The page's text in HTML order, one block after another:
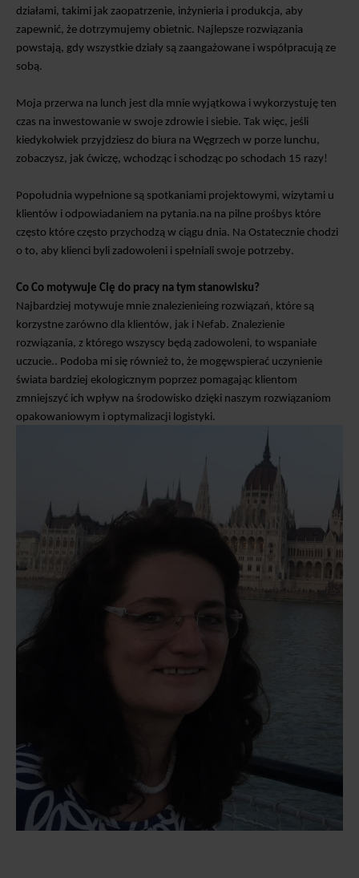
działami, takimi jak zaopatrzenie, inżynieria i produkcja, aby
zapewnić, że dotrzymujemy obietnic. Najlepsze rozwiązania
powstają, gdy wszystkie działy są zaangażowane i współpracują ze
sobą.
Moja przerwa na lunch jest dla mnie wyjątkowa i wykorzystuję ten
czas na inwestowanie w swoje zdrowie i siebie. Tak więc, jeśli
kiedykolwiek przyjdziesz do biura na Węgrzech w porze lunchu,
zobaczysz, jak ćwiczę, wchodząc i schodząc po schodach 15 razy!
Popołudnia wypełnione są spotkaniami projektowymi, wizytami u
klientów i odpowiadaniem na pytania.na na pilne prośbys które
często które często przychodzą w ciągu dnia. Na Ostatecznie chodzi
o to, aby klienci byli zadowoleni i spełniali swoje potrzeby.
Co Co motywuje Cię do pracy na tym stanowisku?
Najbardziej motywuje mnie znalezienieing rozwiązań, które są
korzystne zarówno dla klientów, jak i Nefab. Znalezienie
rozwiązania, z którego wszyscy będą zadowoleni, to wspaniałe
uczucie.. Podoba mi się również to, że mogęwspierać uczynienie
świata bardziej ekologicznym poprzez pomagając klientom
zmniejszyć ich wpływ na środowisko dzięki naszym rozwiązaniom
opakowaniowym i optymalizacji logistyki.